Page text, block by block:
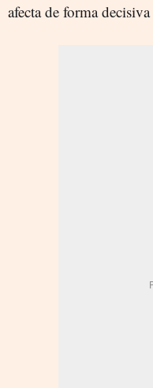
afecta de forma